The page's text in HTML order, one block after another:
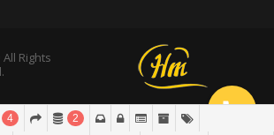
Rights
4 2